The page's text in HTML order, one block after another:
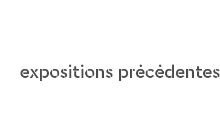
expositions précédentes